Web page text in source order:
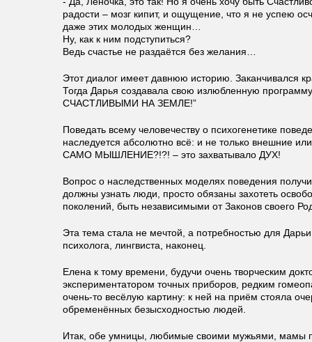
радости – мозг кипит, и ощущение, что я не успею
даже этих молодых женщин…
Ну, как к ним подступиться?
Ведь счастье не раздаётся без желания…
Этот диалог имеет давнюю историю. Заканчивался
Тогда Дарья создавала свою излюбленную
СЧАСТЛИВЫМИ НА ЗЕМЛЕ!”
Поведать всему человечеству о психогенетике
наследуется абсолютно всё: и не только внешние
САМО МЫШЛЕНИЕ?!?! – это захватывало ДУХ!
Вопрос о наследственных моделях поведения
должны узнать люди, просто обязаны захотеть
поколений, быть независимыми от Законов своего
Эта тема стала не мечтой, а потребностью для
психолога, лингвиста, наконец.
Елена к тому времени, будучи очень творческим
экспериментатором точных приборов, редким
очень-то весёлую картину: к ней на приём стояла
обременённых безысходностью людей.
Итак, обе умницы, любимые своими мужьями, мамы